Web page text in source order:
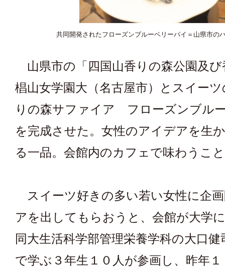
共同開発されたフローズンブルーベリーパイ＝山県市の
山県市の「四国山香りの森公園及び
椙山女学園大（名古屋市）とスイー
りの森サファイア フローズンブル
を完成させた。女性のアイデアを生
る一品。会館内のカフェで味わうこ
スイーツ好きの多い若い女性に企
アを出してもらおうと、会館が大学
同大生活科学部管理栄養学科の大口
で学ぶ３年生１０人が参画し、昨年